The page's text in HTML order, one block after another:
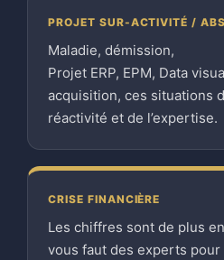
PROJET SUR-ACTIVITÉ /
Maladie, démission,
Projet ERP, EPM, Data
acquisition, ces situations
réactivité et de l’expertise.
CRISE FINANCIÈRE
Les chiffres sont de plus
vous faut des experts